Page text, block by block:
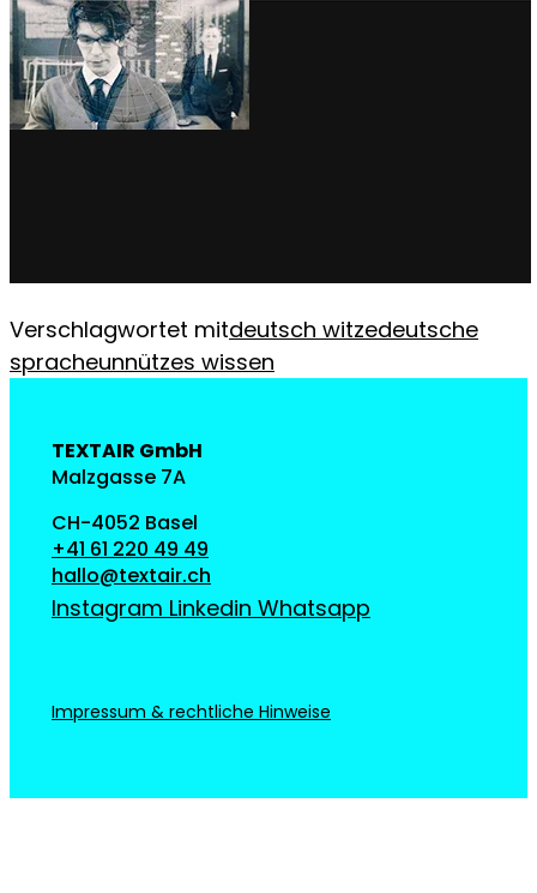
Verschlagwortet mitdeutsch witzedeutsche
spracheunnützes wissen
TEXTAIR GmbH
Malzgasse 7A
CH-4052 Basel
+41 61 220 49 49
hallo@textair.ch
Instagram Linkedin Whatsapp
Impressum & rechtliche Hinweise